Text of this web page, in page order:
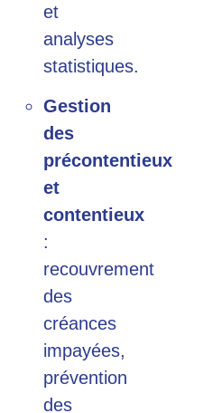
et
analyses
statistiques.
Gestion
des
précontentieux
et
contentieux
:
recouvrement
des
créances
impayées,
prévention
des